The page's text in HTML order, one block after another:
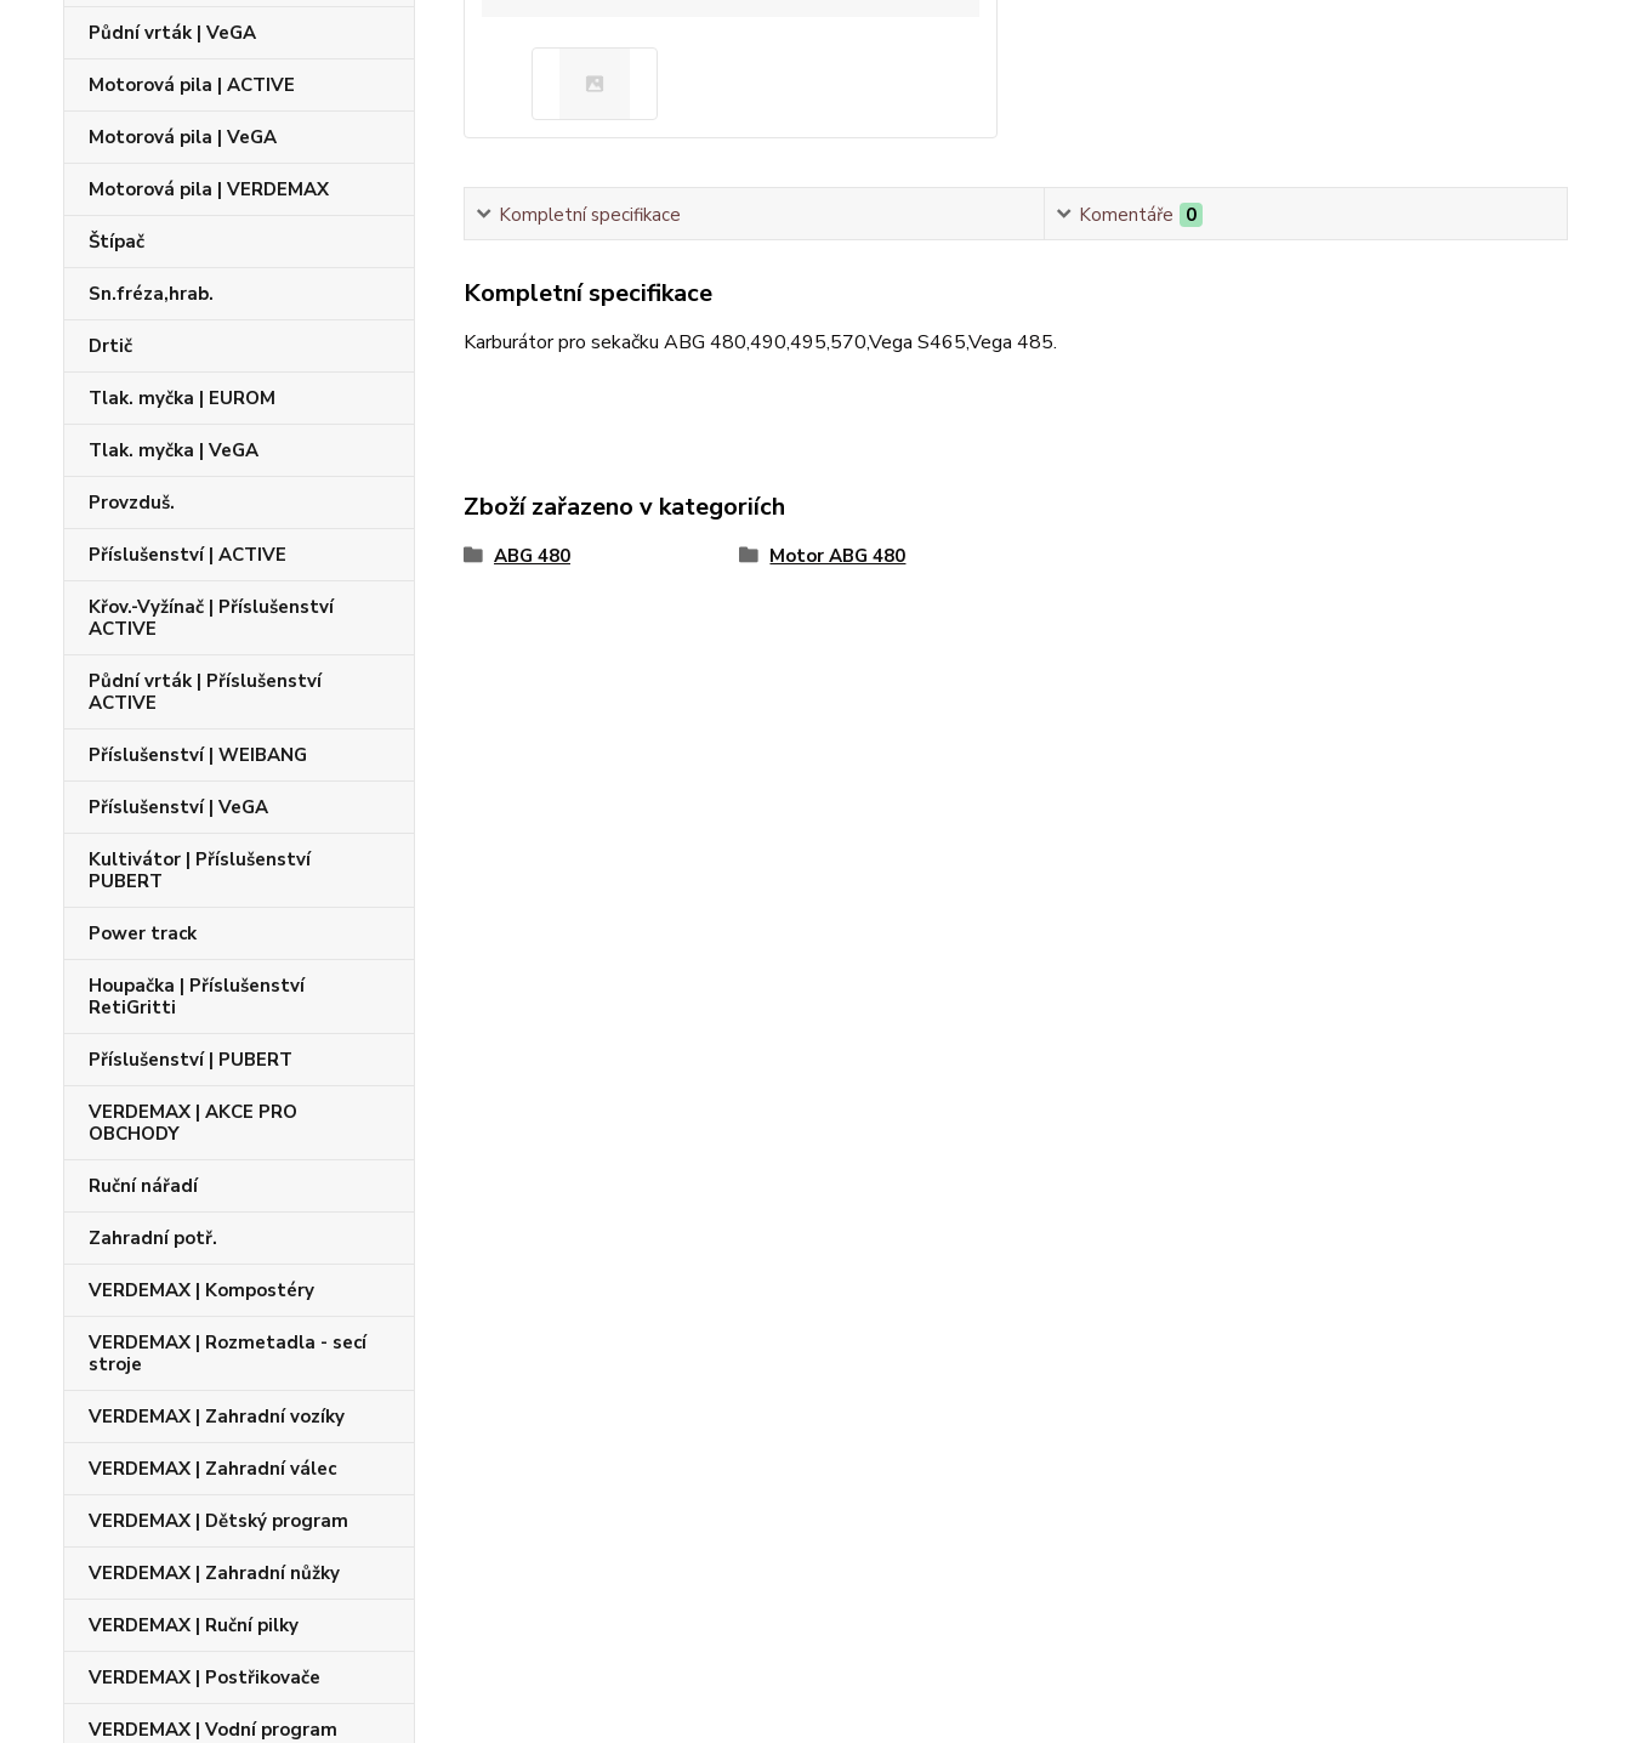
Půdní vrták | VeGA
Motorová pila | ACTIVE
Motorová pila | VeGA
Motorová pila | VERDEMAX
Štípač
Sn.fréza,hrab.
Drtič
Tlak. myčka | EUROM
Tlak. myčka | VeGA
Provzduš.
Příslušenství | ACTIVE
Křov.-Vyžínač | Příslušenství
ACTIVE
Půdní vrták | Příslušenství
ACTIVE
Příslušenství | WEIBANG
Příslušenství | VeGA
Kultivátor | Příslušenství
PUBERT
Power track
Houpačka | Příslušenství
RetiGritti
Příslušenství | PUBERT
VERDEMAX | AKCE PRO
OBCHODY
Ruční nářadí
Zahradní potř.
VERDEMAX | Kompostéry
VERDEMAX | Rozmetadla - secí
stroje
VERDEMAX | Zahradní vozíky
VERDEMAX | Zahradní válec
VERDEMAX | Dětský program
VERDEMAX | Zahradní nůžky
VERDEMAX | Ruční pilky
VERDEMAX | Postřikovače
VERDEMAX | Vodní program
Kompletní specifikace Komentáře 0
Kompletní specifikace
Karburátor pro sekačku ABG 480,490,495,570,Vega S465,Vega 485.
Zboží zařazeno v kategoriích
ABG 480 Motor ABG 480